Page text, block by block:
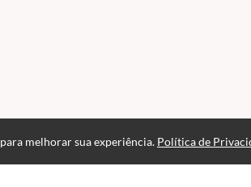
melhorar sua experiência. Política de